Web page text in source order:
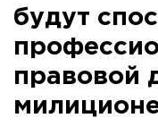
будут
правовой